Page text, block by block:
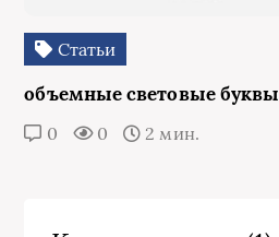
Статьи
объемные световые буквы
0 0 2 мин.